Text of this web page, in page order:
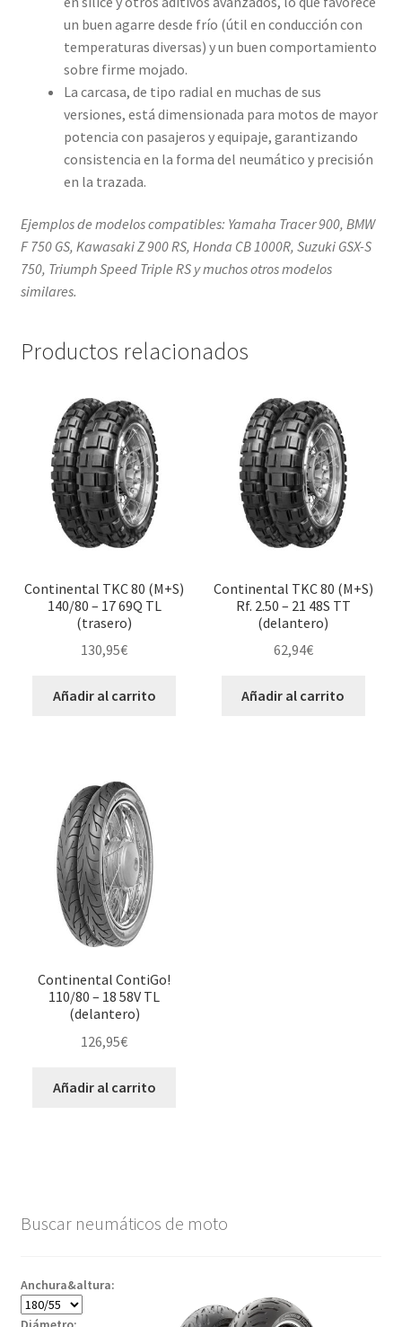
un buen agarre desde frío (útil en conducción con
temperaturas diversas) y un buen comportamiento
sobre firme mojado.
La carcasa, de tipo radial en muchas de sus
versiones, está dimensionada para motos de mayor
potencia con pasajeros y equipaje, garantizando
consistencia en la forma del neumático y precisión
en la trazada.
Ejemplos de modelos compatibles: Yamaha Tracer 900, BMW
F 750 GS, Kawasaki Z 900 RS, Honda CB 1000R, Suzuki GSX-S
750, Triumph Speed Triple RS y muchos otros modelos
similares.
Productos relacionados
Continental TKC 80 (M+S)
140/80 – 17 69Q TL
(trasero)
130,95€
Añadir al carrito
Continental TKC 80 (M+S)
Rf. 2.50 – 21 48S TT
(delantero)
62,94€
Añadir al carrito
Continental ContiGo!
110/80 – 18 58V TL
(delantero)
126,95€
Añadir al carrito
Buscar neumáticos de moto
Anchura&altura: